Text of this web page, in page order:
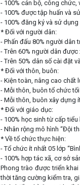
- 100% cán bộ, công
- 100% được tập huấn và
- 100% đăng ký và sử
* Đối với người dân:
- Phấn đấu 80% người dân
- Trên 60% người dân
- Trên 50% dân số cài đặt
* Đối với thôn, buôn:
- Kiện toàn, nâng cao chất
- Mỗi thôn, buôn tổ chức
- Mỗi thôn, buôn xây dựng
* Đối với giáo dục:
- 100% học sinh từ cấp
- Nhân rộng mô hình “Đội
* Về tổ chức thực hiện:
- Tổ chức ít nhất 05 lớp
- 100% hợp tác xã, cơ sở
Phong trào được triển
thời tăng cường kiểm tra,